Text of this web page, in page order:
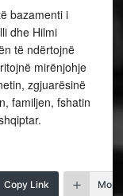
bazamenti i
dhe Hilmi
të ndërtojnë
mirënjohje
zgjuarësinë
familjen, fshatin
Copy Link More